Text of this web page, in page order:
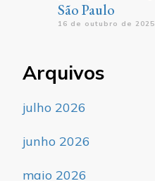
São Paulo
16 de outubro de 2025
Arquivos
julho 2026
junho 2026
maio 2026